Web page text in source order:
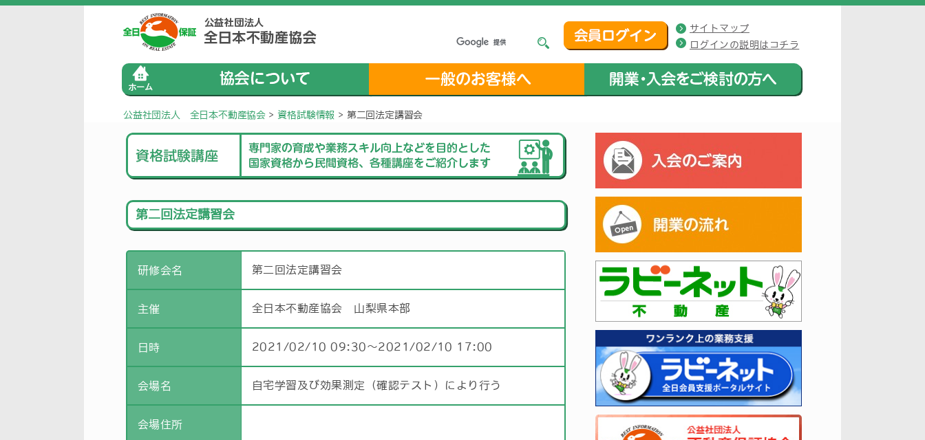
サイトマップ
ログインの説明はコチラ
公益社団法人 全日本不動産協会 >資格試験情報 > 第二回法定講習会
第二回法定講習会
研修会名 第二回法定講習会
主催 全日本不動産協会 山梨県本部
日時 2021/02/10 09:30〜2021/02/10 17:00
会場名 自宅学習及び効果測定（確認テスト）により行う
会場住所